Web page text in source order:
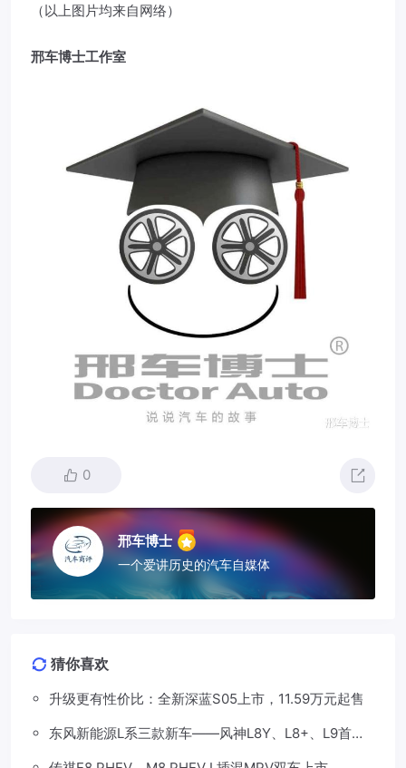
（以上图片均来自网络）
邢车博士工作室
0
邢车博士
一个爱讲历史的汽车自媒体
猜你喜欢
升级更有性价比：全新深蓝S05上市，11.59万元起售
东风新能源L系三款新车——风神L8Y、L8+、L9首发